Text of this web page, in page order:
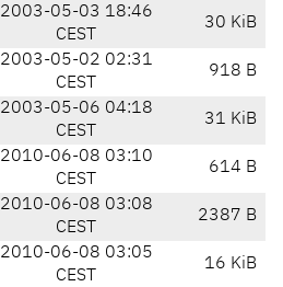
2003-05-03 18:46
CEST
30 KiB
2003-05-02 02:31
CEST
918 B
2003-05-06 04:18
CEST
31 KiB
2010-06-08 03:10
CEST
614 B
2010-06-08 03:08
CEST
2387 B
2010-06-08 03:05
CEST
16 KiB